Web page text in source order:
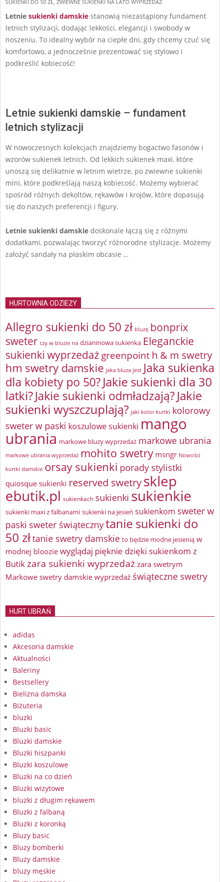
SUKIENKI DO 50 ZŁ ZWIEWNE SUKIENKI NA LATO WYPRZEDAŻ
Letnie sukienki damskie stanowią niezastąpiony fundament
letnich stylizacji, dodając lekkości, elegancji i swobody w
noszeniu. To idealny wybór na ciepłe dni, gdy chcemy czuć się
komfortowo, a jednocześnie prezentować się stylowo i
podkreślić kobiecość!
Letnie sukienki damskie – fundament
letnich stylizacji
W nowoczesnych kolekcjach znajdziemy bogactwo fasonów i
wzorów sukienek letnich. Od lekkich sukienek maxi, które
unoszą się delikatnie w letnim wietrze, po zwiewne sukienki
mini, które podkreślają naszą kobiecość. Możemy wybierać
spośród różnych dekoltów, rękawów i krojów, które dopasują
się do naszych preferencji i figury.
Letnie sukienki damskie doskonale łączą się z różnymi
dodatkami, pozwalając tworzyć różnorodne stylizacje. Możemy
założyć sandały na płaskim obcasie …
HURTOWNIA ODZIEŻY
Allegro sukienki do 50 zł bluzę bonprix
sweter czy w bluzie na dzianinowa sukienka Eleganckie
sukienki wyprzedaż greenpointh & m swetry
hm swetry damskie jaka bluza jest Jaka sukienka
dla kobiety po 50?Jakie sukienki dla 30
latki?Jakie sukienki odmładzają?Jakie
sukienki wyszczuplają? jaki kolor kurtki kolorowy
sweter w paski koszulowe sukienki mango
ubrania markowe bluzy wyprzedaż markowe ubrania
markowe ubrania wyprzedaż mohito swetry msngr Nowości
kurtki damskie orsay sukienki porady stylistki
quiosque sukienki reserved swetrysklep
ebutik.pl sukienkach sukienki sukienkie
sukienki maxi z falbanami sukienki na jesień sukienkom sweter w
paski sweter świątecznytanie sukienki do
50 złtanie swetry damskie to będzie modne jesienią w
modnej bloozie wyglądaj pięknie dzięki sukienkom z
Butikzara sukienki wyprzedażzara swetrym
Markowe swetry damskie wyprzedaż świąteczne swetry
HURT UBRAŃ
adidas
Akcesoria damskie
Aktualności
Baleriny
Bestsellery
Bielizna damska
Biżuteria
bluzki
Bluzki basic
Bluzki damskie
Bluzki hiszpanki
Bluzki koszulowe
Bluzki na co dzień
Bluzki wizytowe
bluzki z długim rękawem
Bluzki z falbaną
Bluzki z koronką
Bluzy basic
Bluzy bomberki
Bluzy damskie
bluzy męskie